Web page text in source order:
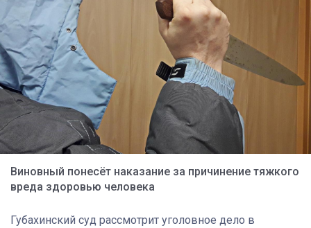
Виновный понесёт наказание за причинение тяжкого
вреда здоровью человека
Губахинский суд рассмотрит уголовное дело в